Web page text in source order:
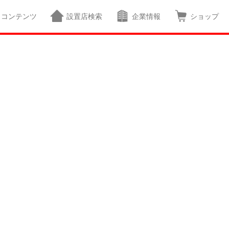
コンテンツ 設置店検索 企業情報 ショップ